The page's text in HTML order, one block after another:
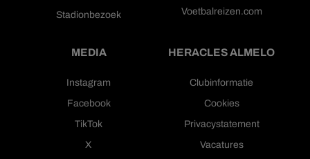
Stadionbezoek
Voetbalreizen.com
MEDIA
Instagram
Facebook
TikTok
X
HERACLES ALMELO
Clubinformatie
Cookies
Privacystatement
Vacatures